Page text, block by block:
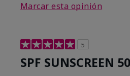
Marcar esta opinión
5
SPF SUNSCREEN 50